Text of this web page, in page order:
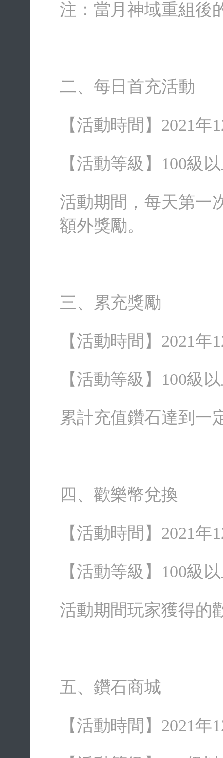
注：當月神域重組
二、每日首充活動
【活動時間】2021年
【活動等級】100級
活動期間，每天第一
額外獎勵。
三、 累充獎勵
【活動時間】2021年
【活動等級】100級
累計充值鑽石達到一
四、歡樂幣兌換
【活動時間】2021年
【活動等級】100級
活動期間玩家獲得的
五、鑽石商城
【活動時間】2021年